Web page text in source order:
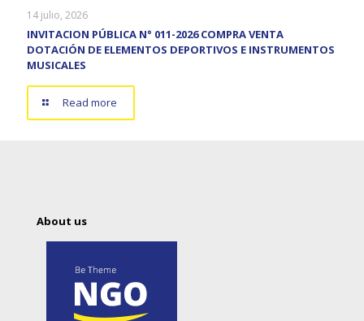
14 julio, 2026
INVITACION PÚBLICA N° 011-2026 COMPRA VENTA
DOTACIÓN DE ELEMENTOS DEPORTIVOS E INSTRUMENTOS
MUSICALES
Read more
About us